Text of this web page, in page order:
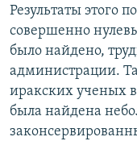
Результаты этого
совершенно
было найдено,
администрации.
иракских ученых
была найдена